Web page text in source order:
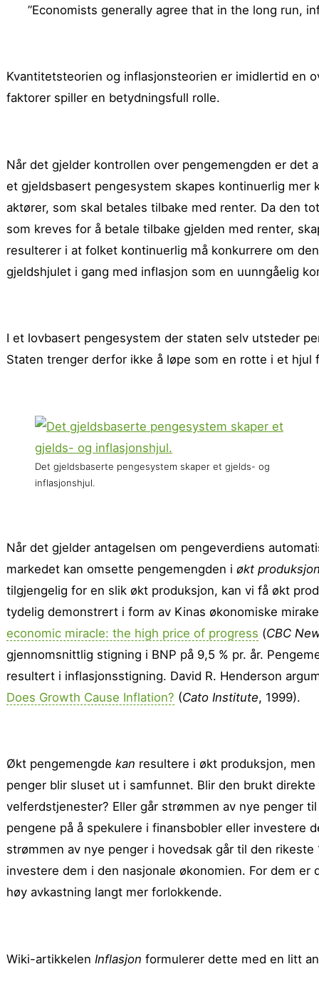
”Economists generally agree that in the long run,
Kvantitetsteorien og inflasjonsteorien er imidlertid en
faktorer spiller en betydningsfull rolle.
Når det gjelder kontrollen over pengemengden er det
et gjeldsbasert pengesystem skapes kontinuerlig
aktører, som skal betales tilbake med renter. Da den
som kreves for å betale tilbake gjelden med renter,
resulterer i at folket kontinuerlig må konkurrere om
gjeldshjulet i gang med inflasjon som en uunngåelig
I et lovbasert pengesystem der staten selv utsteder
Staten trenger derfor ikke å løpe som en rotte i et hjul
Det gjeldsbaserte pengesystem skaper et gjelds- og
inflasjonshjul.
Når det gjelder antagelsen om pengeverdiens
markedet kan omsette pengemengden i økt
tilgjengelig for en slik økt produksjon, kan vi få økt
tydelig demonstrert i form av Kinas økonomiske
economic miracle: the high price of progress (CBC
gjennomsnittlig stigning i BNP på 9,5 % pr. år.
resultert i inflasjonsstigning. David R. Henderson
Does Growth Cause Inflation? (Cato Institute, 1999).
Økt pengemengde kan resultere i økt produksjon,
penger blir sluset ut i samfunnet. Blir den brukt
velferdstjenester? Eller går strømmen av nye penger
pengene på å spekulere i finansbobler eller investere
strømmen av nye penger i hovedsak går til den
investere dem i den nasjonale økonomien. For dem
høy avkastning langt mer forlok­kende.
Wiki-artikkelen Inflasjon formulerer dette med en litt